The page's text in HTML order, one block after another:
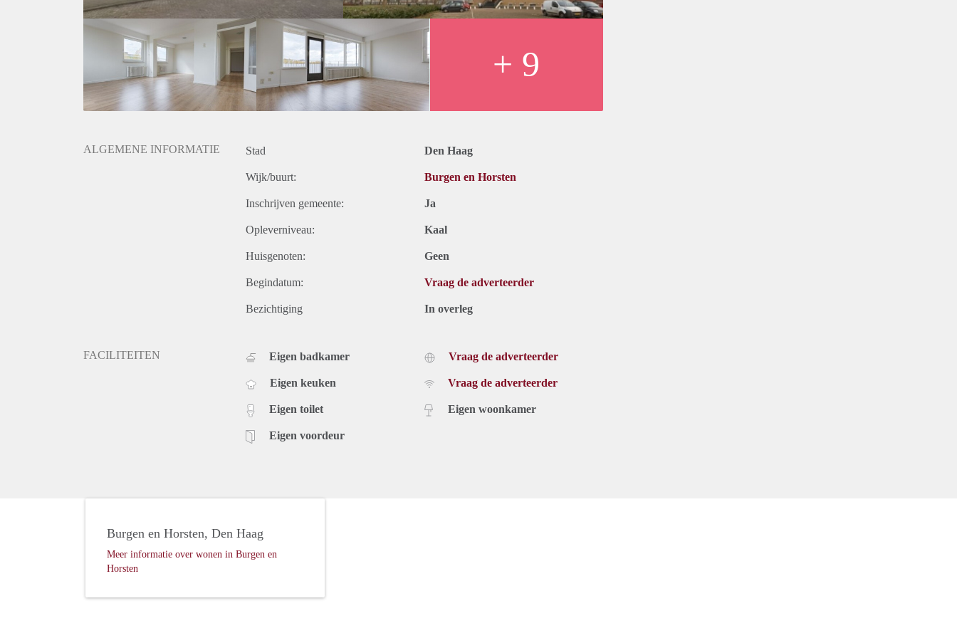
+ 9
ALGEMENE INFORMATIE Stad Den Haag
Wijk/buurt: Burgen en Horsten
Inschrijven gemeente: Ja
Opleverniveau: Kaal
Huisgenoten: Geen
Begindatum: Vraag de adverteerder
Bezichtiging In overleg
FACILITEITEN Eigen badkamer
Eigen keuken
Eigen toilet
Eigen voordeur
Vraag de adverteerder
Vraag de adverteerder
Eigen woonkamer
Burgen en Horsten, Den Haag
Meer informatie over wonen in Burgen en
Horsten